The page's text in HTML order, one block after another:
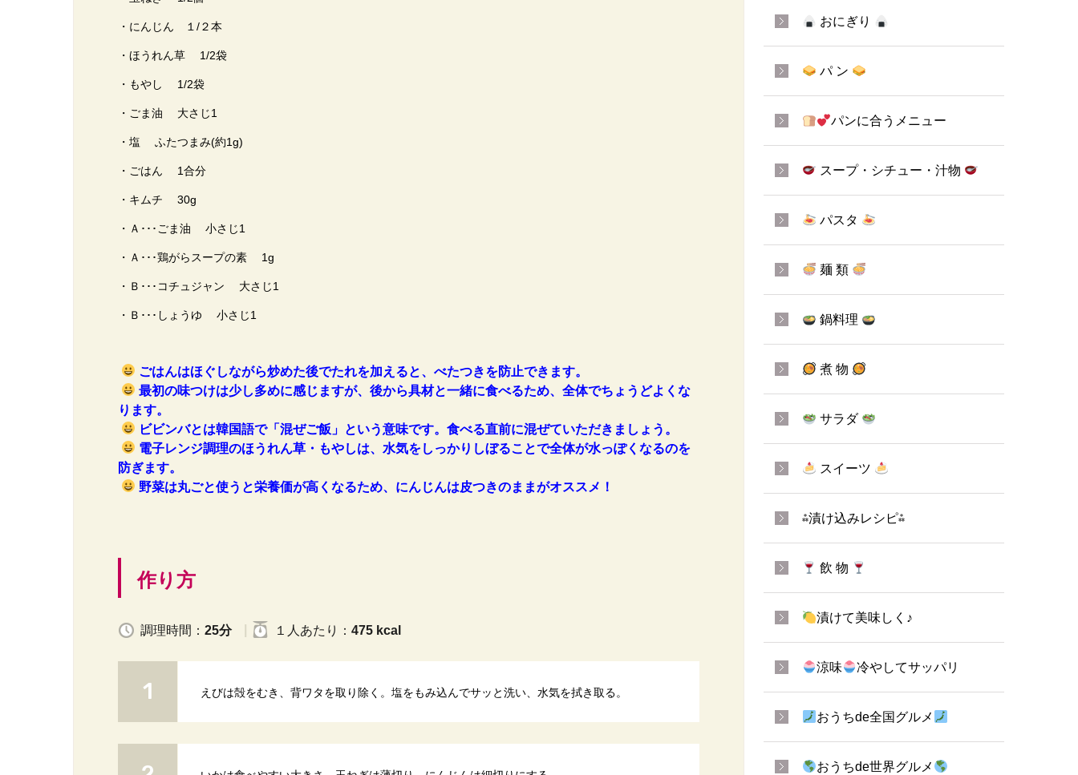
・にんじん １/２本
・ほうれん草 1/2袋
・もやし 1/2袋
・ごま油 大さじ1
・塩 ふたつまみ(約1g)
・ごはん 1合分
・キムチ 30g
・Ａ･･･ごま油 小さじ1
・Ａ･･･鶏がらスープの素 1g
・Ｂ･･･コチュジャン 大さじ1
・Ｂ･･･しょうゆ 小さじ1
ごはんはほぐしながら炒めた後でたれを加えると、べたつきを防止できます。
最初の味つけは少し多めに感じますが、後から具材と一緒に食べるため、全体でちょうどよくな
ります。
ビビンバとは韓国語で「混ぜご飯」という意味です。食べる直前に混ぜていただきましょう。
電子レンジ調理のほうれん草・もやしは、水気をしっかりしぼることで全体が水っぽくなるのを
防ぎます。
野菜は丸ごと使うと栄養価が高くなるため、にんじんは皮つきのままがオススメ！
作り方
調理時間： 25分 １人 あたり ： 475 kcal
えびは殻をむき、背ワタを取り除く。塩をもみ込んでサッと洗い、水気を拭き取る。
おにぎり
パ ン
パンに合うメニュー
スープ・シチュー・汁物
パスタ
麺 類
鍋料理
煮 物
サラダ
スイーツ
⁂漬け込みレシピ⁂
飲 物
漬けて美味しく♪
涼味 冷やしてサッパリ
おうちde全国グルメ
おうちde世界グルメ